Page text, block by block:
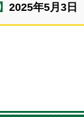
2025年5月3日